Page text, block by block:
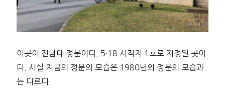
이곳이 전남대 정문이다. 5·18 사적지 1호로 지정된 곳이
다. 사실 지금의 정문의 모습은 1980년의 정문의 모습과
는 다르다.